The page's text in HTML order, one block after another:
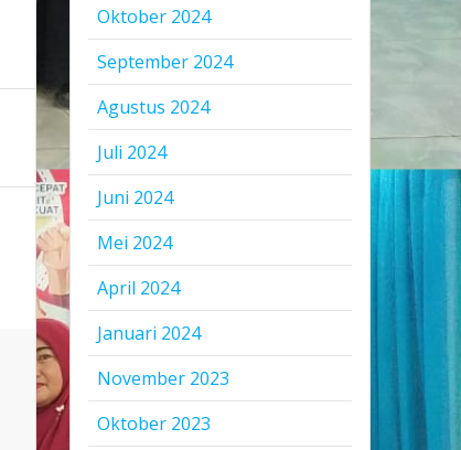
Oktober 2024
September 2024
Agustus 2024
Juli 2024
Juni 2024
Mei 2024
April 2024
Januari 2024
November 2023
Oktober 2023